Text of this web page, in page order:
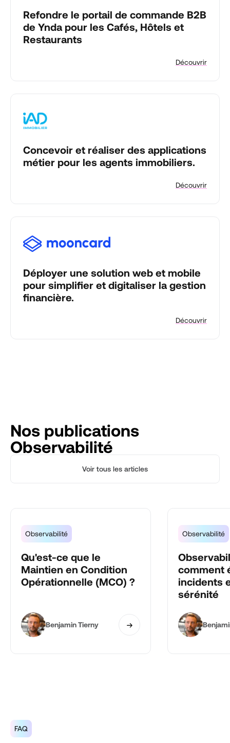
Refondre le portail de commande B2B
de Ynda pour les Cafés, Hôtels et
Restaurants
Découvrir
Concevoir et réaliser des applications
métier pour les agents immobiliers.
Découvrir
Déployer une solution web et mobile
pour simplifier et digitaliser la gestion
financière.
Découvrir
Nos publications
Observabilité
Voir tous les articles
Observabilité
Qu'est-ce que le
Maintien en Condition
Opérationnelle (MCO) ?
Benjamin Tierny
Observabilité
comment
incidents
sérénité
FAQ